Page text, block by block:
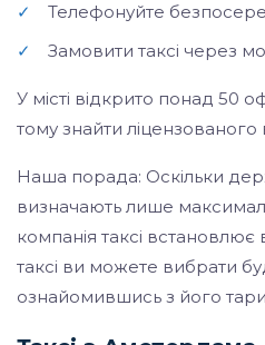
✓
Телефонуйте
✓
Замовити таксі через
У місті відкрито понад 50
тому знайти ліцензованого
Наша порада: Оскільки
визначають лише
компанія таксі встановлює
таксі ви можете вибрати
ознайомившись з його